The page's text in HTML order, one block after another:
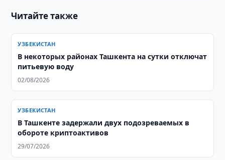
Читайте также
УЗБЕКИСТАН
В некоторых районах Ташкента на сутки отключат
питьевую воду
02/08/2026
УЗБЕКИСТАН
В Ташкенте задержали двух подозреваемых в
обороте криптоактивов
29/07/2026